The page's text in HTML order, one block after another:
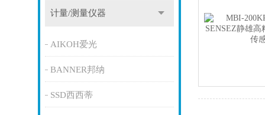
计量/测量仪器
AIKOH爱光
BANNER邦纳
SSD西西蒂